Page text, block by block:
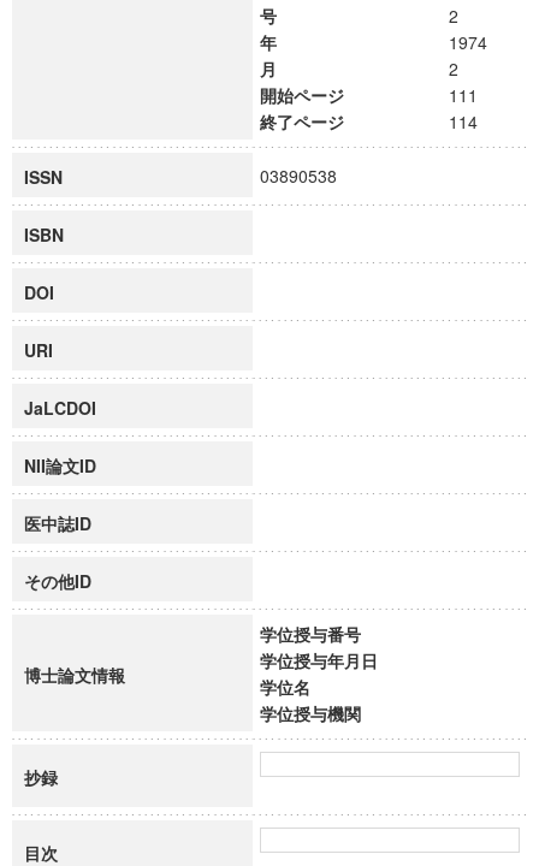
号
2
年
1974
月
2
開始ページ
111
終了ページ
114
ISSN 03890538
ISBN
DOI
URI
JaLCDOI
NII論文ID
医中誌ID
その他ID
博士論文情報
学位授与番号
学位授与年月日
学位名
学位授与機関
抄録
目次